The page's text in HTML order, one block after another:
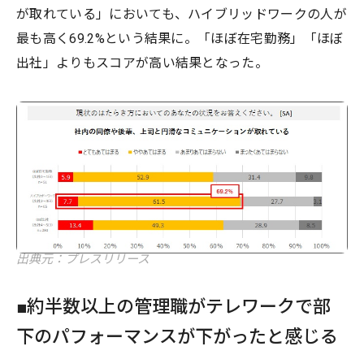
が取れている」においても、ハイブリッドワークの人が
最も高く69.2%という結果に。「ほぼ在宅勤務」「ほぼ
出社」よりもスコアが高い結果となった。
出典元：プレスリリース
■約半数以上の管理職がテレワークで部
下のパフォーマンスが下がったと感じる